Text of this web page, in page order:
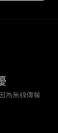
為無線傳輸